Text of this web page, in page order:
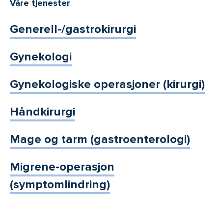
Våre tjenester
Generell-/gastrokirurgi
Gynekologi
Gynekologiske operasjoner (kirurgi)
Håndkirurgi
Mage og tarm (gastroenterologi)
Migrene-operasjon
(symptomlindring)